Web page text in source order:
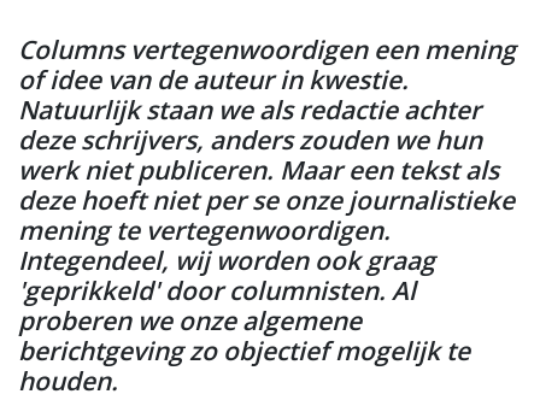
Columns vertegenwoordigen een mening
of idee van de auteur in kwestie.
Natuurlijk staan we als redactie achter
deze schrijvers, anders zouden we hun
werk niet publiceren. Maar een tekst als
deze hoeft niet per se onze journalistieke
mening te vertegenwoordigen.
Integendeel, wij worden ook graag
'geprikkeld' door columnisten. Al
proberen we onze algemene
berichtgeving zo objectief mogelijk te
houden.